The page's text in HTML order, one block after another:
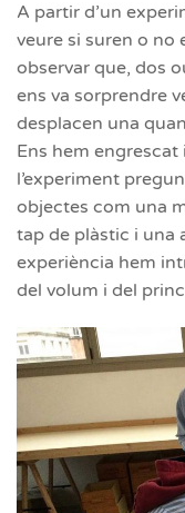
A partir d’un
veure si suren o no
observar que, dos
ens va sorprendre
desplacen una
Ens hem
l’experiment
objectes com una
tap de plàstic i una
experiència hem
del volum i del